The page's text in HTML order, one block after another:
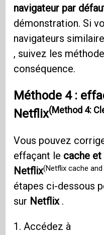
navigateur par
démonstration. Si
navigateurs
, suivez les
conséquence.
Méthode 4 :
Netflix(Method 4:
Vous pouvez
effaçant le cache
Netflix(Netflix cache
étapes ci-dessous
sur Netflix.
1. Accédez à